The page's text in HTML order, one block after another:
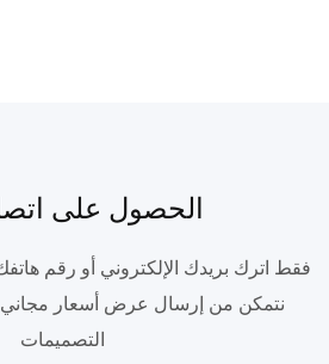
الحصول على
فقط اترك بريدك الإلكتروني أو رقم
نتمكن من إرسال عرض أسعار
التصميمات